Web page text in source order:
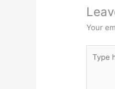
Your
here..